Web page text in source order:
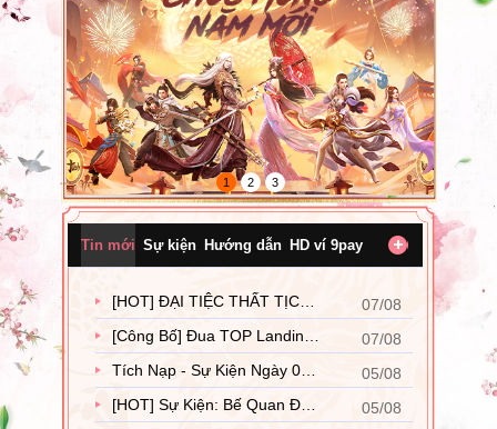
Tin mới Sự kiện Hướng dẫn HD ví 9pay
[HOT] ĐẠI TIỆC THẤT TỊCH 08/08
07/08
[Công Bố] Đua TOP Landing VIP Tháng 08/2026
07/08
Tích Nạp - Sự Kiện Ngày 06/08 - 09/08
05/08
[HOT] Sự Kiện: Bế Quan Đột Phá - Nạp Liên Tiếp Cơ Duyên Thành Tiên
05/08